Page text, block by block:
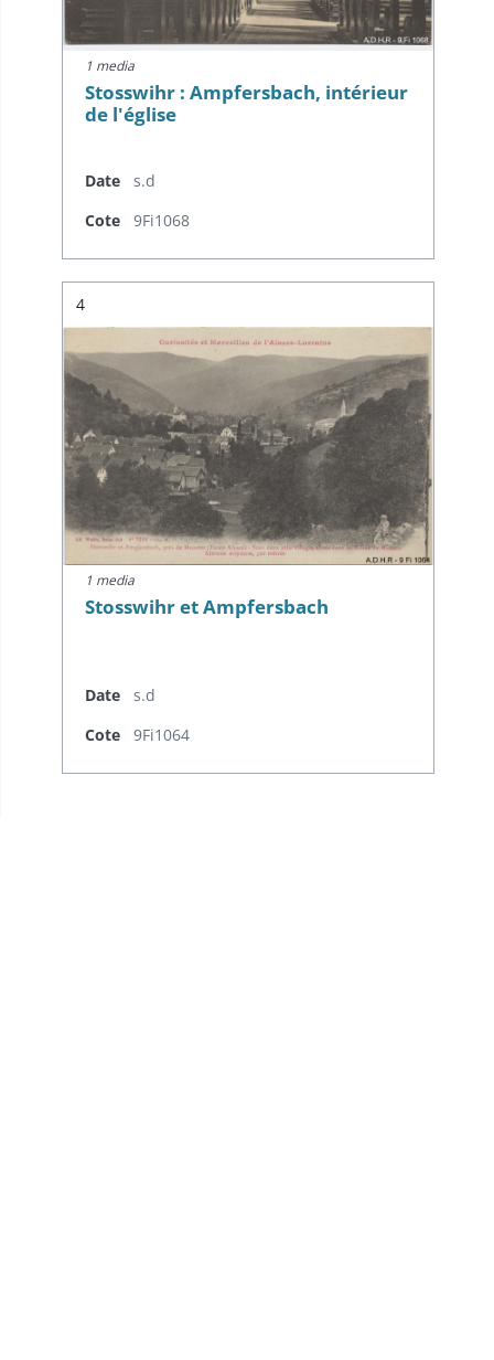
1 media
Stosswihr : Ampfersbach, intérieur
de l'église
Date
s.d
Cote
9Fi1068
Résultat n°
4
1 media
Stosswihr et Ampfersbach
Date
s.d
Cote
9Fi1064